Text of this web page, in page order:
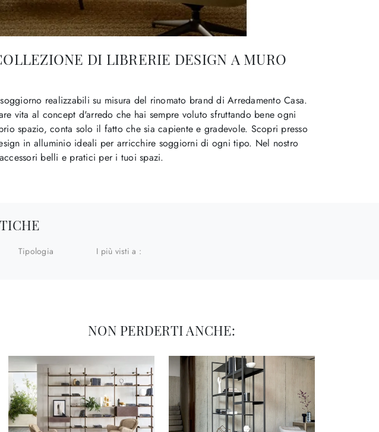
DI LIBRERIE DESIGN A MURO
realizzabili su misura del rinomato brand di Arredamento Casa.
vita al concept d'arredo che hai sempre voluto sfruttando bene ogni
spazio, conta solo il fatto che sia capiente e gradevole. Scopri presso
in alluminio ideali per arricchire soggiorni di ogni tipo. Nel nostro
belli e pratici per i tuoi spazi.
Tipologia I più visti a :
NON PERDERTI ANCHE: